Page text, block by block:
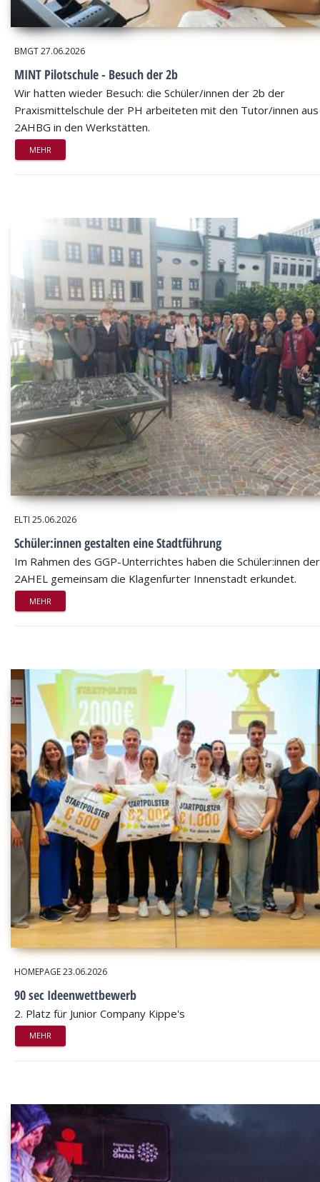
BMGT27.06.2026
MINT Pilotschule - Besuch der 2b
Wir hatten wieder Besuch: die Schüler/innen der 2b der
Praxismittelschule der PH arbeiteten mit den Tutor/innen
2AHBG in den Werkstätten.
MEHR
ELTI 25.06.2026
Schüler:innen gestalten eine Stadtführung
Im Rahmen des GGP-Unterrichtes haben die Schüler:innen der
2AHEL gemeinsam die Klagenfurter Innenstadt erkundet.
MEHR
HOMEPAGE23.06.2026
90 sec Ideenwettbewerb
2. Platz für Junior Company Kippe's
MEHR